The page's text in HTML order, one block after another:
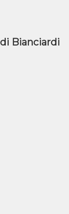
Bianciardi